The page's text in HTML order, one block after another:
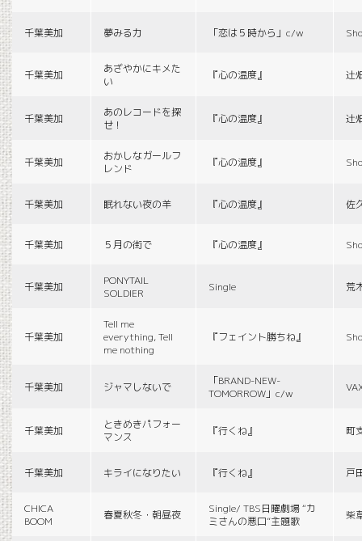
千葉美加 夢みる力 「恋は５時から」c/w
千葉美加
あざやかにキメた
い
『心の温度』 辻
千葉美加
あのレコードを探
せ！
『心の温度』 辻
千葉美加
おかしなガールフ
レンド
『心の温度』
千葉美加 眠れない夜の羊 『心の温度』 佐
千葉美加 ５月の街で 『心の温度』
千葉美加
PONYTAIL
SOLDIER
Single 荒
千葉美加
Tell me
everything, Tell
me nothing
『フェイント勝ちね』
千葉美加 ジャマしないで
「BRAND-NEW-
TOMORROW」c/w
千葉美加
ときめきパフォー
マンス
『行くね』 町
千葉美加 キライになりたい 『行くね』 戸
CHICA
BOOM
春夏秋冬・朝昼夜
Single/ TBS日曜劇場 “カ
ミさんの悪口”主題歌
柴